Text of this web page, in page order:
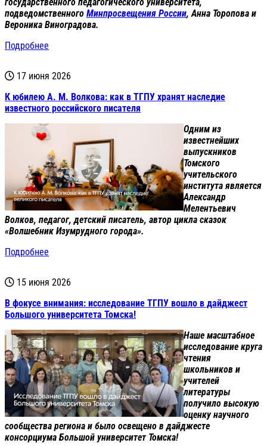
государственного педагогического университета,
подведомственного Минпросвещения России, Анна Торопова и
Вероника Виноградова.
Подробнее
17 июня 2026
К юбилею А. М. Волкова: как в ТГПУ хранят наследие
известного российского писателя
Одним из
известнейших
выпускников
Томского
учительского
института является
Александр
Мелентьевич
Волков, педагог, детский писатель, автор цикла сказок
«Волшебник Изумрудного города».
Подробнее
15 июня 2026
В фокусе внимания: исследование ТГПУ вошло в дайджест
Большого университета Томска!
Наше масштабное
исследование круга
чтения
школьников и
учителей
литературы
получило высокую
оценку научного
сообщества региона и было освещено в дайджесте
консорциума Большой университет Томска!